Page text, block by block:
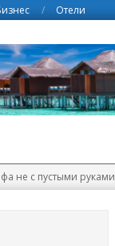
Отели
не с пустыми руками